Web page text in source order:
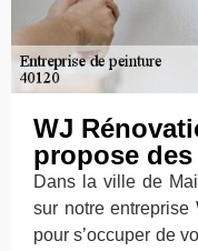
WJ
propose
Dans la ville de
sur notre entreprise
pour s’occuper de